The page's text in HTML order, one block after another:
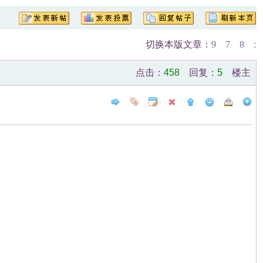
切换本版文章： 9 7 8 :
点击： 458回复： 5楼主